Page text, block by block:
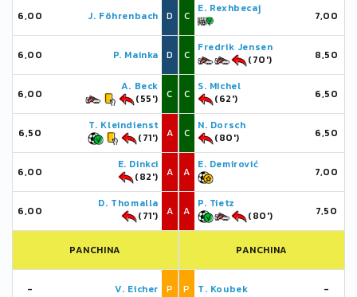
6,00 J. Föhrenbach D
6,00 P. Mainka D
6,00
A. Beck
(55')
C
6,50
T. Kleindienst
(71')
A
6,00
E. Dinkci
(82')
A
6,00
D. Thomalla
(71')
A
PANCHINA
- V. Eicher P
C
E. Rexhbecaj
7,00
C
Fredrik Jensen
(70')
8,50
C
S. Michel
(62')
6,50
C
N. Dorsch
(80')
6,50
A
E. Demirović
7,00
A
P. Tietz
(80')
7,50
PANCHINA
P T. Koubek -